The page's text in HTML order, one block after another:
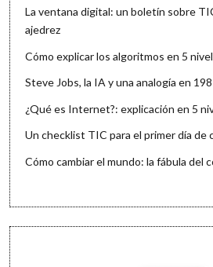
La ventana digital: un boletín sobre
ajedrez
Cómo explicar los algoritmos en 5
Steve Jobs, la IA y una analogía en
¿Qué es Internet?: explicación en 5
Un checklist TIC para el primer día de
Cómo cambiar el mundo: la fábula del